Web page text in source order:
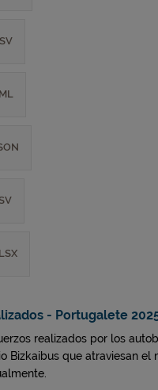
- Portugalete
realizados por los
Bizkaibus que atraviesan el